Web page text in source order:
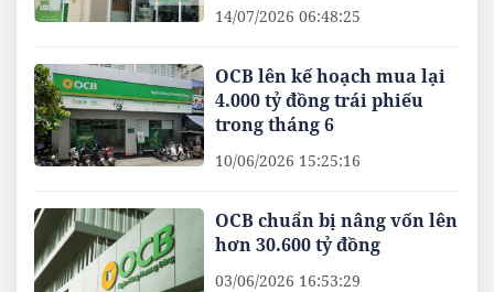
14/07/2026 06:48:25
OCB lên kế hoạch mua lại
4.000 tỷ đồng trái phiếu
trong tháng 6
10/06/2026 15:25:16
OCB chuẩn bị nâng vốn lên
hơn 30.600 tỷ đồng
03/06/2026 16:53:29